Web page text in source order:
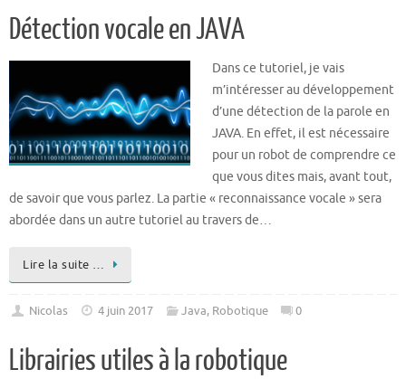
Détection vocale en JAVA
Dans ce tutoriel, je vais
m’intéresser au développement
d’une détection de la parole en
JAVA. En effet, il est nécessaire
pour un robot de comprendre ce
que vous dites mais, avant tout,
de savoir que vous parlez. La partie « reconnaissance vocale » sera
abordée dans un autre tutoriel au travers de…
Lire la suite …
Nicolas 4 juin 2017 Java, Robotique 0
Librairies utiles à la robotique